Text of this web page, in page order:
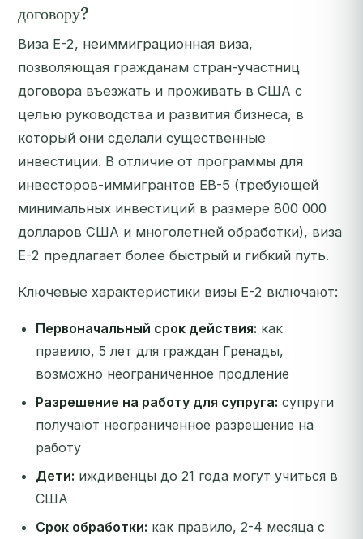
договору?
Виза E-2, неиммиграционная виза,
позволяющая гражданам стран-участниц
договора въезжать и проживать в США с
целью руководства и развития бизнеса, в
который они сделали существенные
инвестиции. В отличие от программы для
инвесторов-иммигрантов EB-5 (требующей
минимальных инвестиций в размере 800 000
долларов США и многолетней обработки), виза
E-2 предлагает более быстрый и гибкий путь.
Ключевые характеристики визы E-2 включают:
Первоначальный срок действия: как
правило, 5 лет для граждан Гренады,
возможно неограниченное продление
Разрешение на работу для супруга: супруги
получают неограниченное разрешение на
работу
Дети: иждивенцы до 21 года могут учиться в
США
Срок обработки: как правило, 2-4 месяца с